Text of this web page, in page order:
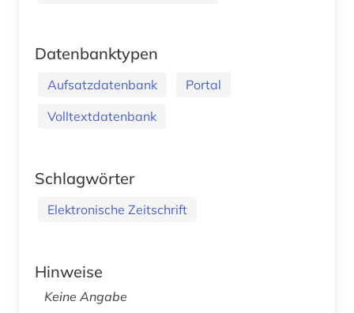
Datenbanktypen
Aufsatzdatenbank
Portal
Volltextdatenbank
Schlagwörter
Elektronische Zeitschrift
Hinweise
Keine Angabe